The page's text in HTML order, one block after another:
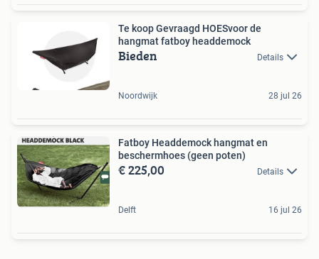
Te koop Gevraagd HOESvoor de
hangmat fatboy headdemock
Bieden Details
Noordwijk 28 jul 26
Fatboy Headdemock hangmat en
beschermhoes (geen poten)
€ 225,00 Details
Delft 16 jul 26